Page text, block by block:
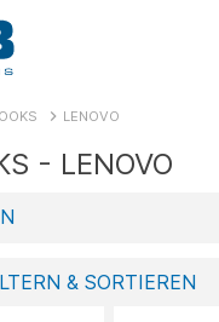
LENOVO
- LENOVO
& SORTIEREN